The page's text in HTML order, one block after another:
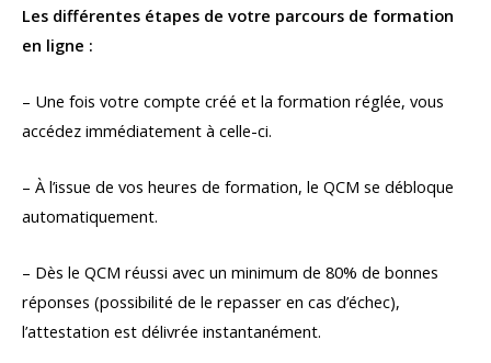
Les différentes étapes de votre parcours de formation
en ligne :
– Une fois votre compte créé et la formation réglée, vous
accédez immédiatement à celle-ci.
– À l’issue de vos heures de formation, le QCM se débloque
automatiquement.
– Dès le QCM réussi avec un minimum de 80% de bonnes
réponses (possibilité de le repasser en cas d’échec),
l’attestation est délivrée instantanément.